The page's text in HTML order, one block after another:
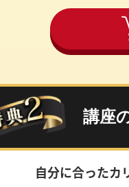
講座
自分に合ったカ